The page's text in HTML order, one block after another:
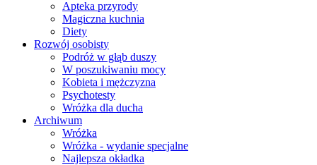
Apteka przyrody
Magiczna kuchnia
Diety
Rozwój osobisty
Podróż w głąb duszy
W poszukiwaniu mocy
Kobieta i mężczyzna
Psychotesty
Wróżka dla ducha
Archiwum
Wróżka
Wróżka - wydanie specjalne
Najlepsza okładka